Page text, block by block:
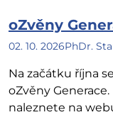
oZvěny
02. 10. 2026PhDr.
Na začátku října
oZvěny
naleznete na